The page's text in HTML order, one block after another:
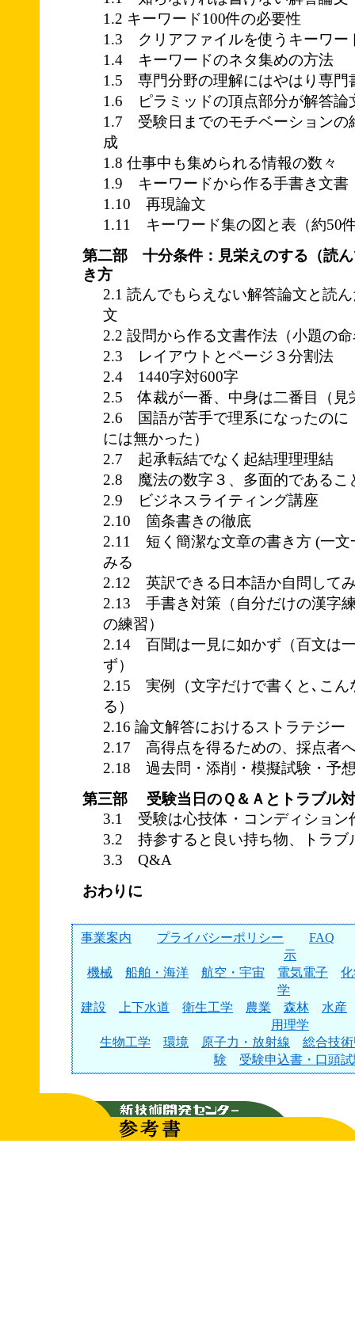
1.2 キーワード100件の必要性
1.3 クリアファイルを使うキーワー
1.4 キーワードのネタ集めの方法
1.5 専門分野の理解にはやはり専門
1.6 ピラミッドの頂点部分が解答論
1.7 受験日までのモチベーションの
成
1.8 仕事中も集められる情報の数々
1.9 キーワードから作る手書き文書
1.10 再現論文
1.11 キーワード集の図と表（約50
第二部 十分条件：見栄えのする（読
き方
2.1 読んでもらえない解答論文と読
文
2.2 設問から作る文書作法（小題の
2.3 レイアウトとページ３分割法
2.4 1440字対600字
2.5 体裁が一番、中身は二番目（見
2.6 国語が苦手で理系になったのに
には無かった）
2.7 起承転結でなく起結理理理結
2.8 魔法の数字３、多面的である
2.9 ビジネスライティング講座
2.10 箇条書きの徹底
2.11 短く簡潔な文章の書き方 (一文
みる
2.12 英訳できる日本語か自問し
2.13 手書き対策（自分だけの漢字
の練習）
2.14 百聞は一見に如かず（百文は
ず）
2.15 実例（文字だけで書くと､こん
る）
2.16 論文解答におけるストラテジー
2.17 高得点を得るための、採点者
2.18 過去問・添削・模擬試験・予
第三部 受験当日のＱ＆Ａとトラブル
3.1 受験は心技体・コンディション
3.2 持参すると良い持ち物、トラブ
3.3 Q&A
おわりに
事業案内 プライバシーポリシー
FAQ
示
機械
船舶・海洋 航空・宇宙 電気電子
学
建設
上下水道 衛生工学 農業 森林
水産
用理学
生物工学
環境 原子力・放射線
総合技
験
受験申込書・口頭